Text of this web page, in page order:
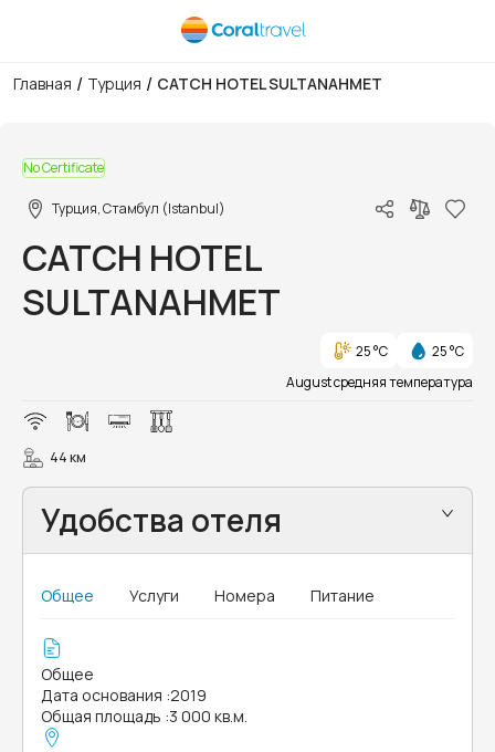
Главная / Турция / CATCH HOTEL SULTANAHMET
No Certificate
Турция, Стамбул (Istanbul)
CATCH HOTEL
SULTANAHMET
25 °C
25 °C
August средняя температура
44 км
Удобства отеля
Общее Услуги Номера Питание
Общее
Дата основания :2019
Общая площадь :3 000 кв.м.